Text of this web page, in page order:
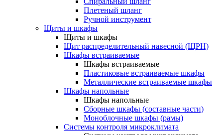
Плетеный шланг
Ручной инструмент
Щиты и шкафы
Щиты и шкафы
Щит распределительный навесной (ЩРН)
Шкафы встраиваемые
Шкафы встраиваемые
Пластиковые встраиваемые шкафы
Металлические встраиваемые шкафы
Шкафы напольные
Шкафы напольные
Сборные шкафы (составные части)
Моноблочные шкафы (рамы)
Системы контроля микроклимата